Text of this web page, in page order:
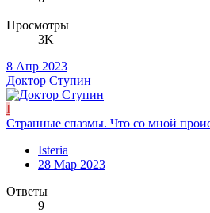
Просмотры
3K
8 Апр 2023
Доктор Ступин
I
Странные спазмы. Что со мной
Isteria
28 Мар 2023
Ответы
9